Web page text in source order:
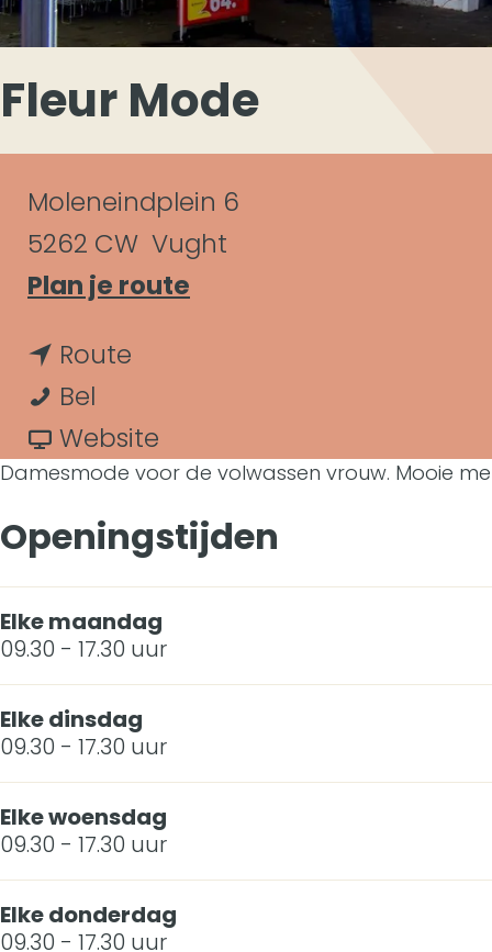
Fleur Mode
C
o
n
t
a
c
t
Moleneindplein 6
5262 CW Vught
Plan je route
F
e
e
Route
a
r
F
l
u
r
M
d
e
Bel
l
e
u
o
d
e
Website
a
n
e
u
o
d
Damesmode voor de volwassen vrouw. Mooie
Openingstijden
Elke maandag
09.30 - 17.30 uur
Elke dinsdag
09.30 - 17.30 uur
Elke woensdag
09.30 - 17.30 uur
Elke donderdag
09.30 - 17.30 uur